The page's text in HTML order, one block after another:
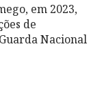
em 2023,
de
Nacional